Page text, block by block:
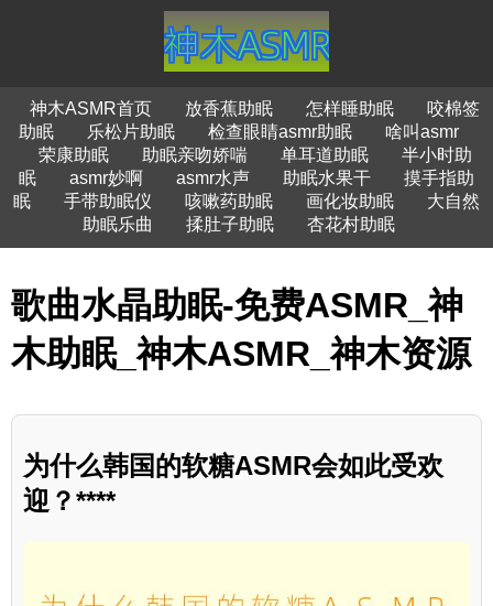
神木ASMR首页 放香蕉助眠 怎样睡助眠
咬棉签
助眠
乐松片助眠 检查眼睛asmr助眠
啥叫asmr
荣康助眠
助眠亲吻娇喘 单耳道助眠
半小时助
眠
asmr妙啊 asmr水声 助眠水果干
摸手指助
眠
手带助眠仪 咳嗽药助眠 画化妆助眠
大自然
助眠乐曲
揉肚子助眠 杏花村助眠
歌曲水晶助眠-免费ASMR_神
木助眠_神木ASMR_神木资源
为什么韩国的软糖ASMR会如此受欢
迎？****